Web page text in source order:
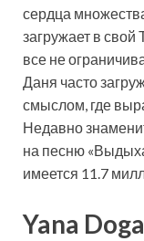
сердца
загружает в свой
все не
Даня часто
смыслом, где
Недавно
на песню
имеется 11.7
Yana Doga